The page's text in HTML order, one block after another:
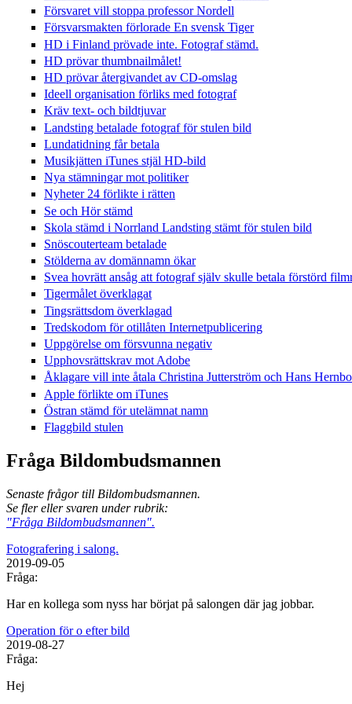
Försvaret vill stoppa professor Nordell
Försvarsmakten förlorade En svensk Tiger
HD i Finland prövade inte. Fotograf stämd.
HD prövar thumbnailmålet!
HD prövar återgivandet av CD-omslag
Ideell organisation förliks med fotograf
Kräv text- och bildtjuvar
Landsting betalade fotograf för stulen bild
Lundatidning får betala
Musikjätten iTunes stjäl HD-bild
Nya stämningar mot politiker
Nyheter 24 förlikte i rätten
Se och Hör stämd
Skola stämd i Norrland Landsting stämt för stulen bild
Snöscouterteam betalade
Stölderna av domännamn ökar
Svea hovrätt ansåg att fotograf själv skulle betala förstörd
Tigermålet överklagat
Tingsrättsdom överklagad
Tredskodom för otillåten Internetpublicering
Uppgörelse om försvunna negativ
Upphovsrättskrav mot Adobe
Åklagare vill inte åtala Christina Jutterström och Hans
Apple förlikte om iTunes
Östran stämd för utelämnat namn
Flaggbild stulen
Fråga Bildombudsmannen
Senaste frågor till Bildombudsmannen.
Se fler eller svaren under rubrik:
"Fråga Bildombudsmannen".
Fotografering i salong.
2019-09-05
Fråga:
Har en kollega som nyss har börjat på salongen där jag jobbar.
Operation för o efter bild
2019-08-27
Fråga:
Hej